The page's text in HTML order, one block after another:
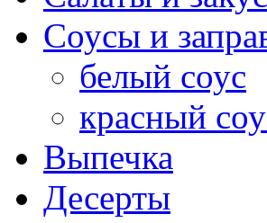
Соусы и
белый соус
красный
Выпечка
Десерты